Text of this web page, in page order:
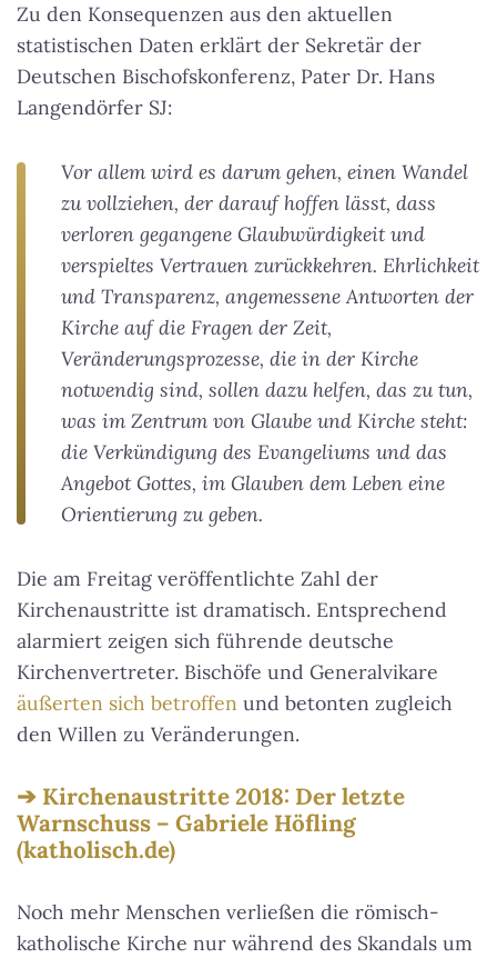
Zu den Konsequenzen aus den aktuellen
statistischen Daten erklärt der Sekretär der
Deutschen Bischofskonferenz, Pater Dr. Hans
Langendörfer SJ:
Vor allem wird es darum gehen, einen Wandel
zu vollziehen, der darauf hoffen lässt, dass
verloren gegangene Glaubwürdigkeit und
verspieltes Vertrauen zurückkehren. Ehrlichkeit
und Transparenz, angemessene Antworten der
Kirche auf die Fragen der Zeit,
Veränderungsprozesse, die in der Kirche
notwendig sind, sollen dazu helfen, das zu tun,
was im Zentrum von Glaube und Kirche steht:
die Verkündigung des Evangeliums und das
Angebot Gottes, im Glauben dem Leben eine
Orientierung zu geben.
Die am Freitag veröffentlichte Zahl der
Kirchenaustritte ist dramatisch. Entsprechend
alarmiert zeigen sich führende deutsche
Kirchenvertreter. Bischöfe und Generalvikare
äußerten sich betroffen und betonten zugleich
den Willen zu Veränderungen.
Kirchenaustritte 2018: Der letzte
Warnschuss – Gabriele Höfling
(katholisch.de)
Noch mehr Menschen verließen die römisch-
katholische Kirche nur während des Skandals um